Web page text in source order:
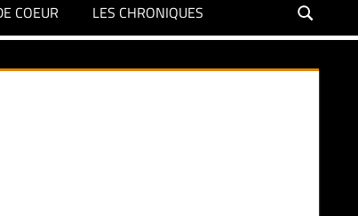
COEUR LES CHRONIQUES